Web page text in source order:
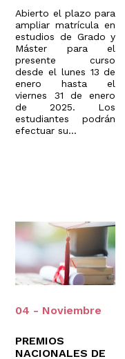
Abierto el plazo para
ampliar matrícula en
estudios de Grado y
Máster para el
presente curso
desde el lunes 13 de
enero hasta el
viernes 31 de enero
de 2025. Los
estudiantes podrán
efectuar su...
04 - Noviembre
PREMIOS
NACIONALES DE